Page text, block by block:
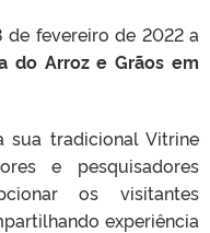
de fevereiro de 2022 a
do Arroz e Grãos em
sua tradicional Vitrine
e pesquisadores
os visitantes
experiência